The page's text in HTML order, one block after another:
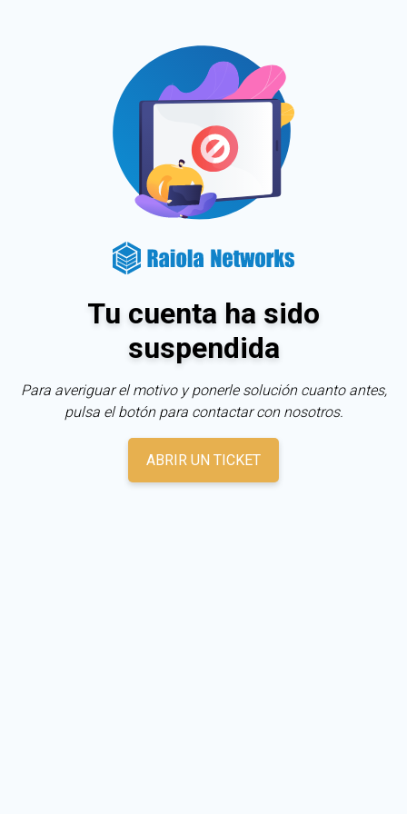
Tu cuenta ha sido
suspendida
Para averiguar el motivo y ponerle solución cuanto antes,
pulsa el botón para contactar con nosotros.
ABRIR UN TICKET